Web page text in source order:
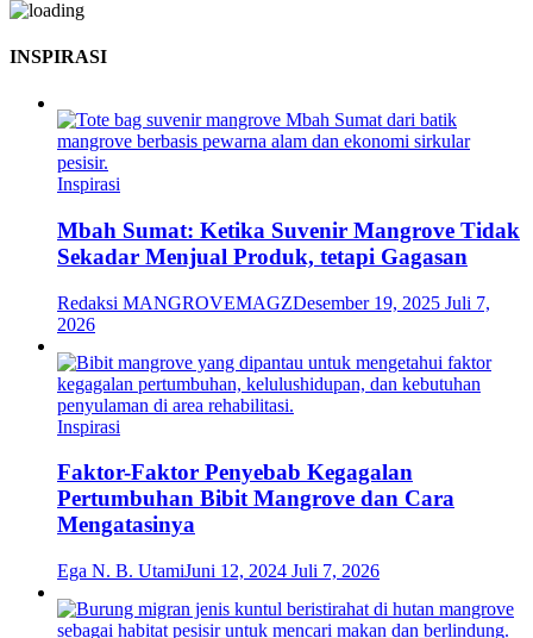
INSPIRASI
Inspirasi
Mbah Sumat: Ketika Suvenir Mangrove Tidak
Sekadar Menjual Produk, tetapi Gagasan
Redaksi MANGROVEMAGZDesember 19, 2025 Juli 7,
2026
Inspirasi
Faktor-Faktor Penyebab Kegagalan
Pertumbuhan Bibit Mangrove dan Cara
Mengatasinya
Ega N. B. UtamiJuni 12, 2024 Juli 7, 2026